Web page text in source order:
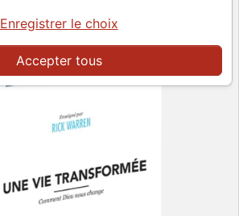
Accepter tous
Enregistrer le choix